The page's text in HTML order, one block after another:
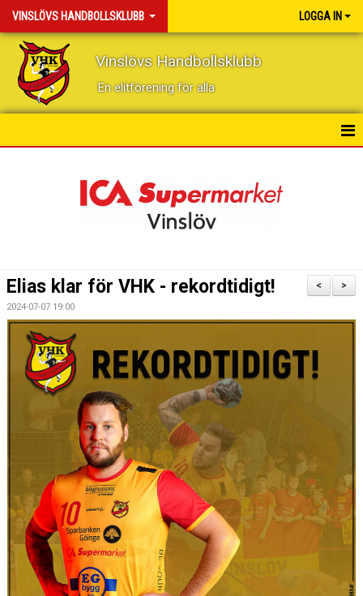
VINSLÖVS HANDBOLLSKLUBB LOGGA IN
Vinslövs Handbollsklubb
En elitförening för alla
BILDGALLERI
DOKUMENT
MATCHER
VFC CUPEN
VHK SOCIALA MEDIER
VHK SHOP
TEAM 500
>
<
Elias klar för VHK - rekordtidigt!
2024-07-07 19:00